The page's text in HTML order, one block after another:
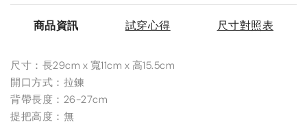
商品資訊 試穿心得 尺寸對照表
尺寸：長29cm x 寬11cm x 高15.5cm
開口方式：拉鍊
背帶長度：26-27cm
提把高度：無